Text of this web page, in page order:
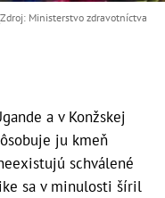
Ministerstvo zdravotníctva
a v Konžskej
ju kmeň
schválené
sa v minulosti šíril